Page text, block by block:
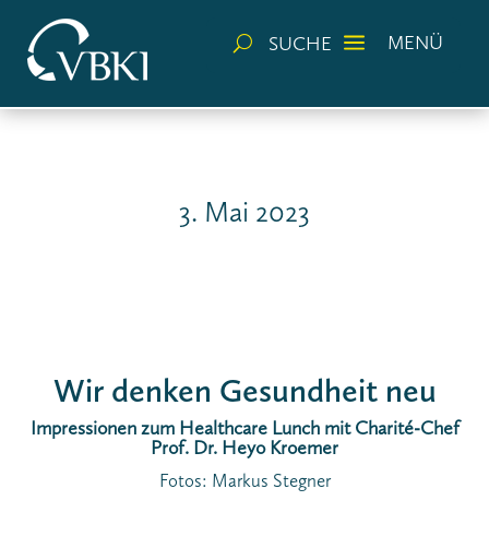
U SUCHE a MENÜ
3. Mai 2023
Wir denken Gesundheit neu
Impressionen zum Healthcare Lunch mit Charité-Chef
Prof. Dr. Heyo Kroemer
Fotos: Markus Stegner